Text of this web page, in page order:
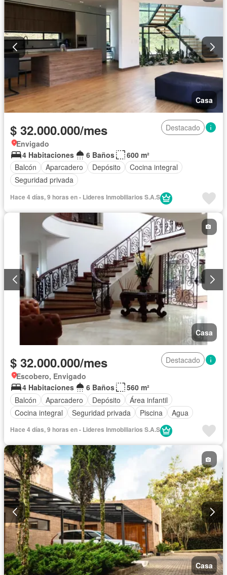
Casa
$ 32.000.000/mes
Destacado
Envigado
4 Habitaciones
6 Baños
600 m²
Balcón
Aparcadero Depósito
Cocina integral
Seguridad privada
Hace 4 días, 9 horas en - Lideres Inmobiliarios S.A.S
Casa
$ 32.000.000/mes
Destacado
Escobero, Envigado
4 Habitaciones
6 Baños
560 m²
Balcón
Aparcadero Depósito
Área infantil
Cocina integral
Seguridad privada Piscina Agua
Hace 4 días, 9 horas en - Lideres Inmobiliarios S.A.S
Casa